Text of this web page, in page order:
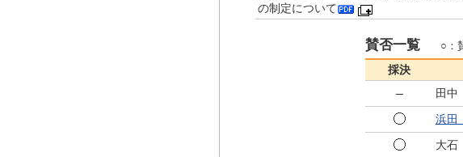
の制定について
賛否一覧 ○：
採決
田
浜
大